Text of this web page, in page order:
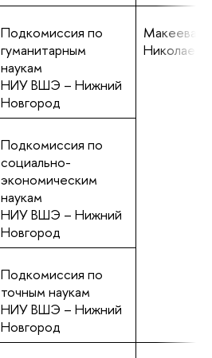
Подкомиссия по
гуманитарным
наукам
НИУ ВШЭ – Нижний
Новгород
Макеева
Подкомиссия по
социально-
экономическим
наукам
НИУ ВШЭ – Нижний
Новгород
Подкомиссия по
точным наукам
НИУ ВШЭ – Нижний
Новгород